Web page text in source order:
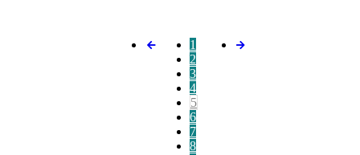
1
2
3
4
5
6
7
8